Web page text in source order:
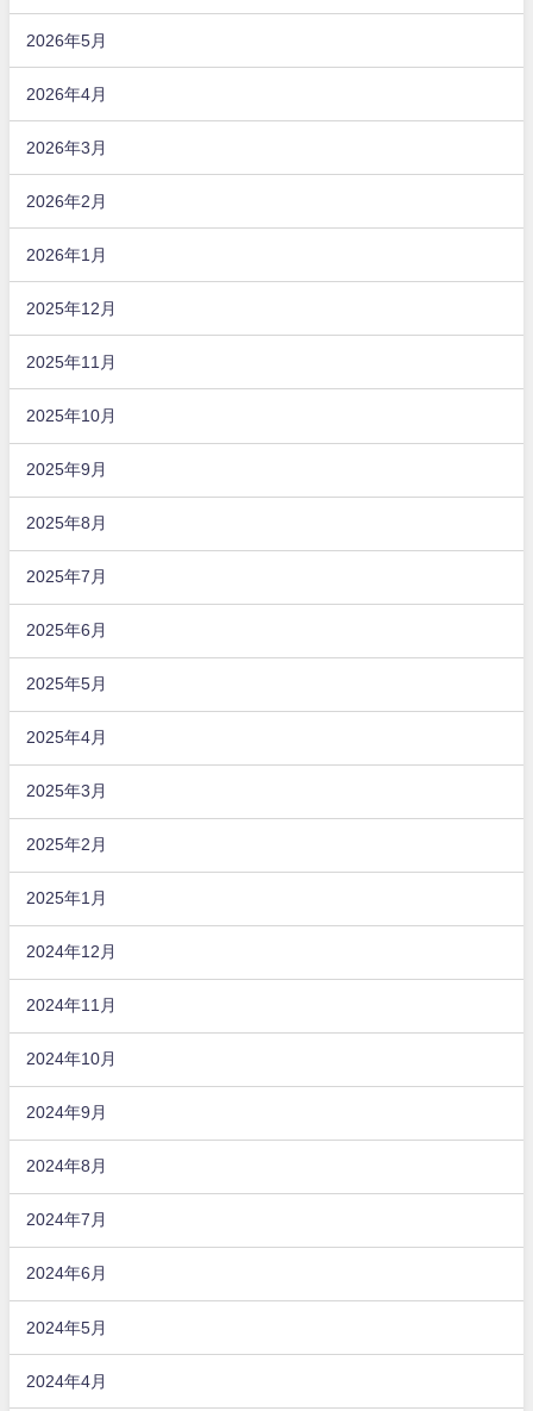
2026年5月
2026年4月
2026年3月
2026年2月
2026年1月
2025年12月
2025年11月
2025年10月
2025年9月
2025年8月
2025年7月
2025年6月
2025年5月
2025年4月
2025年3月
2025年2月
2025年1月
2024年12月
2024年11月
2024年10月
2024年9月
2024年8月
2024年7月
2024年6月
2024年5月
2024年4月